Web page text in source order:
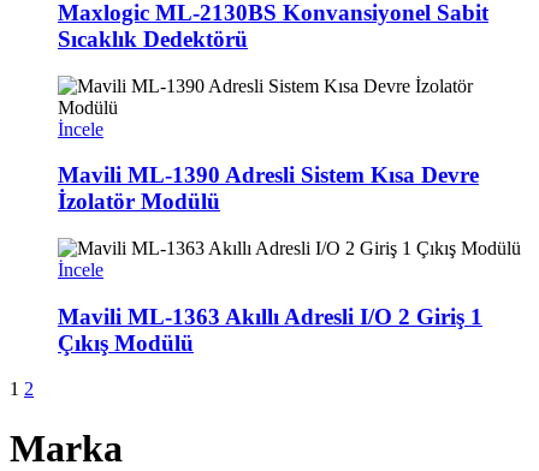
Maxlogic ML-2130BS Konvansiyonel Sabit
Sıcaklık Dedektörü
İncele
Mavili ML-1390 Adresli Sistem Kısa Devre
İzolatör Modülü
İncele
Mavili ML-1363 Akıllı Adresli I/O 2 Giriş 1
Çıkış Modülü
1 2
Marka